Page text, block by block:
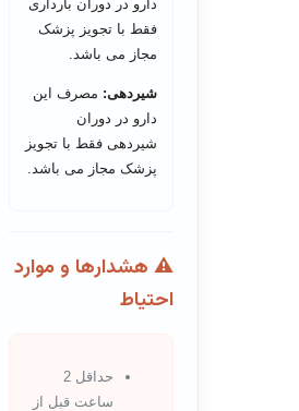
دارو در دوران بارداری
فقط با تجویز پزشک
مجاز می باشد.
شیردهی: مصرف این
دارو در دوران
شیردهی فقط با تجویز
پزشک مجاز می باشد.
⚠️ هشدارها و موارد
احتیاط
حداقل 2
ساعت قبل از